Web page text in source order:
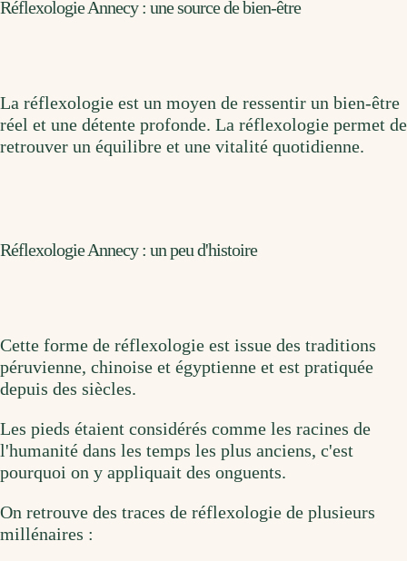
Réflexologie Annecy : une source de bien-être
La réflexologie est un moyen de ressentir un bien-être
réel et une détente profonde. La réflexologie permet de
retrouver un équilibre et une vitalité quotidienne.
Réflexologie Annecy : un peu d'histoire
Cette forme de réflexologie est issue des traditions
péruvienne, chinoise et égyptienne et est pratiquée
depuis des siècles.
Les pieds étaient considérés comme les racines de
l'humanité dans les temps les plus anciens, c'est
pourquoi on y appliquait des onguents.
On retrouve des traces de réflexologie de plusieurs
millénaires :